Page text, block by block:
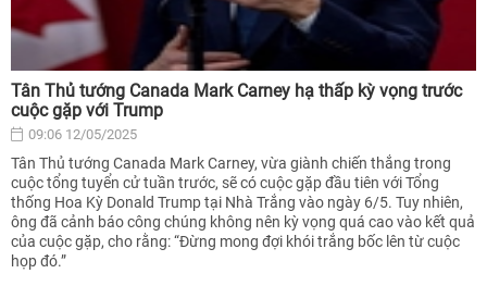
Tân Thủ tướng Canada Mark Carney hạ thấp kỳ vọng trước
cuộc gặp với Trump
09:06 12/05/2025
Tân Thủ tướng Canada Mark Carney, vừa giành chiến thắng trong
cuộc tổng tuyển cử tuần trước, sẽ có cuộc gặp đầu tiên với Tổng
thống Hoa Kỳ Donald Trump tại Nhà Trắng vào ngày 6/5. Tuy nhiên,
ông đã cảnh báo công chúng không nên kỳ vọng quá cao vào kết quả
của cuộc gặp, cho rằng: “Đừng mong đợi khói trắng bốc lên từ cuộc
họp đó.”